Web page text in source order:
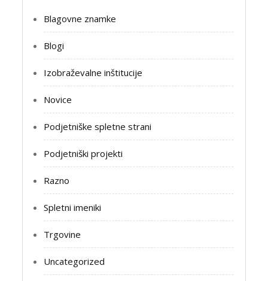
Blagovne znamke
Blogi
Izobraževalne inštitucije
Novice
Podjetniške spletne strani
Podjetniški projekti
Razno
Spletni imeniki
Trgovine
Uncategorized